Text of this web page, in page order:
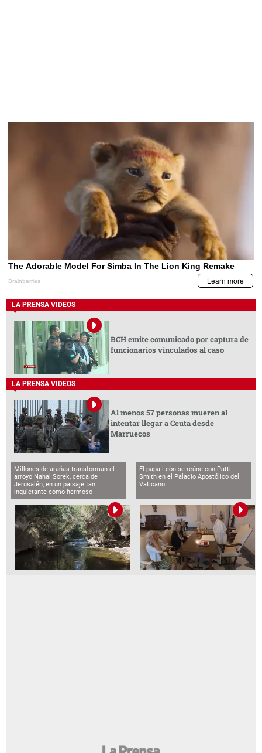
LA PRENSA VIDEOS
BCH emite comunicado por captura de
funcionarios vinculados al caso
LA PRENSA VIDEOS
Al menos 57 personas mueren al
intentar llegar a Ceuta desde
Marruecos
Millones de arañas transforman el
arroyo Nahal Sorek, cerca de
Jerusalén, en un paisaje tan
inquietante como hermoso
El papa León se reúne con Patti
Smith en el Palacio Apostólico del
Vaticano